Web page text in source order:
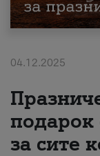
Поддршка
Надополни
За нас
04.12.2025
подарок
за сите